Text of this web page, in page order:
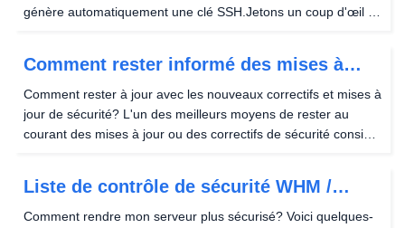
génère automatiquement une clé SSH.Jetons un coup d'œil à
Comment rester informé des mises à
jour ou des correctifs de sécurité
Comment rester à jour avec les nouveaux correctifs et mises à
jour de sécurité? L'un des meilleurs moyens de rester au
courant des mises à jour ou des correctifs de sécurité consiste
Liste de contrôle de sécurité WHM /
meilleures pratiques
Comment rendre mon serveur plus sécurisé? Voici quelques-